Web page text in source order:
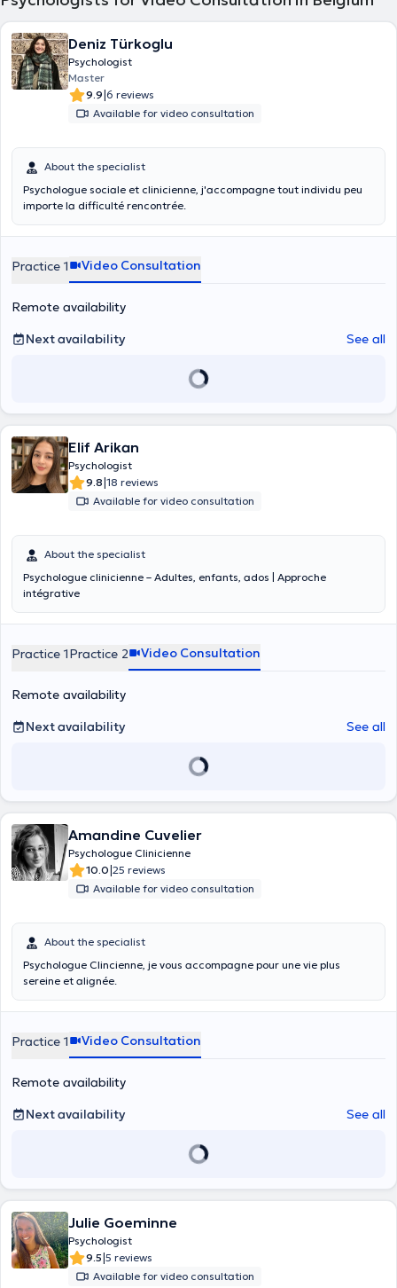
Deniz Türkoglu
Psychologist
Master
9.9|6 reviews
Available for video consultation
About the specialist
Psychologue sociale et clinicienne, j'accompagne tout individu peu
importe la difficulté rencontrée.
Practice 1 Video Consultation
Remote availability
Next availability
See all
Elif Arikan
Psychologist
9.8|18 reviews
Available for video consultation
About the specialist
Psychologue clinicienne – Adultes, enfants, ados | Approche
intégrative
Practice 1Practice 2 Video Consultation
Remote availability
Next availability
See all
Amandine Cuvelier
Psychologue Clinicienne
10.0|25 reviews
Available for video consultation
About the specialist
Psychologue Clincienne, je vous accompagne pour une vie plus
sereine et alignée.
Practice 1 Video Consultation
Remote availability
Next availability
See all
Julie Goeminne
Psychologist
9.5|5 reviews
Available for video consultation